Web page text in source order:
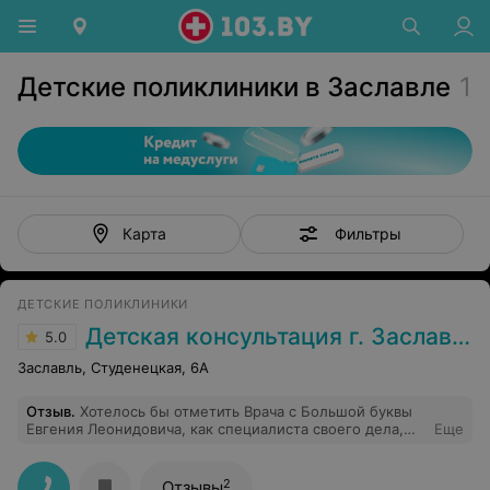
Детские поликлиники в Заславле 1
Карта Фильтры
ДЕТСКИЕ ПОЛИКЛИНИКИ
5.0 Детская консультация г. Заславль
Заславль, Студенецкая, 6А
Отзыв. Хотелось бы отметить Врача с Большой буквы
Евгения Леонидовича, как специалиста своего дела,
ребеночка как своего, очень хорошо относиться к
детям, очень важно, когда Профессия и Человек
Еще
2